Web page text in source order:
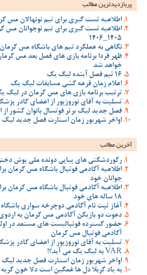
پربازدیدترین‌ مطالب
اطلاعیه تست گیری برای تیم نونهالان مس کرمان در
اطلاعیه تست گیری برای تیم نوجوانان مس
1405_1406
نگاهی به عملکرد تیم های باشگاه مس
ظهر فردا برنامه بازی های فصل بعد مس
خواهد شد
16 تیم فصل آینده لیگ یک
اعلام زمان قرعه کشی مسابقات لیگ یک
ترتیب برنامه بازی های مس کرمان در
تسلیت به آقای نوروزپور از اعضای کادر
فصل جدید لیگ برتر فوتسال بانوان کشور از
اواخر شهریور زمان استارت فصل جدید
آخرین مطالب
رکوردشکنی های پیاپی دونده ملی پوش
اطلاعیه آکادمی فوتبال باشگاه مس کرمان
جوانان خود
اطلاعیه آکادمی فوتبال باشگاه مس کرمان
18 ساله های خود
آغاز ثبت نام آکادمی دوچرخه سواری
دعوت دو بازیکن آکادمی مس کرمان به
حضور گسترده فوتبالیست های مستعد در
آکادمی فوتبال مس کرمان
تسلیت به آقای نوروزپور از اعضای کادر
VAR به لیگ یک می آید؟!
اواخر شهریور زمان استارت فصل جدید
به یاد کربلا دل ها غمگین است دلا خون